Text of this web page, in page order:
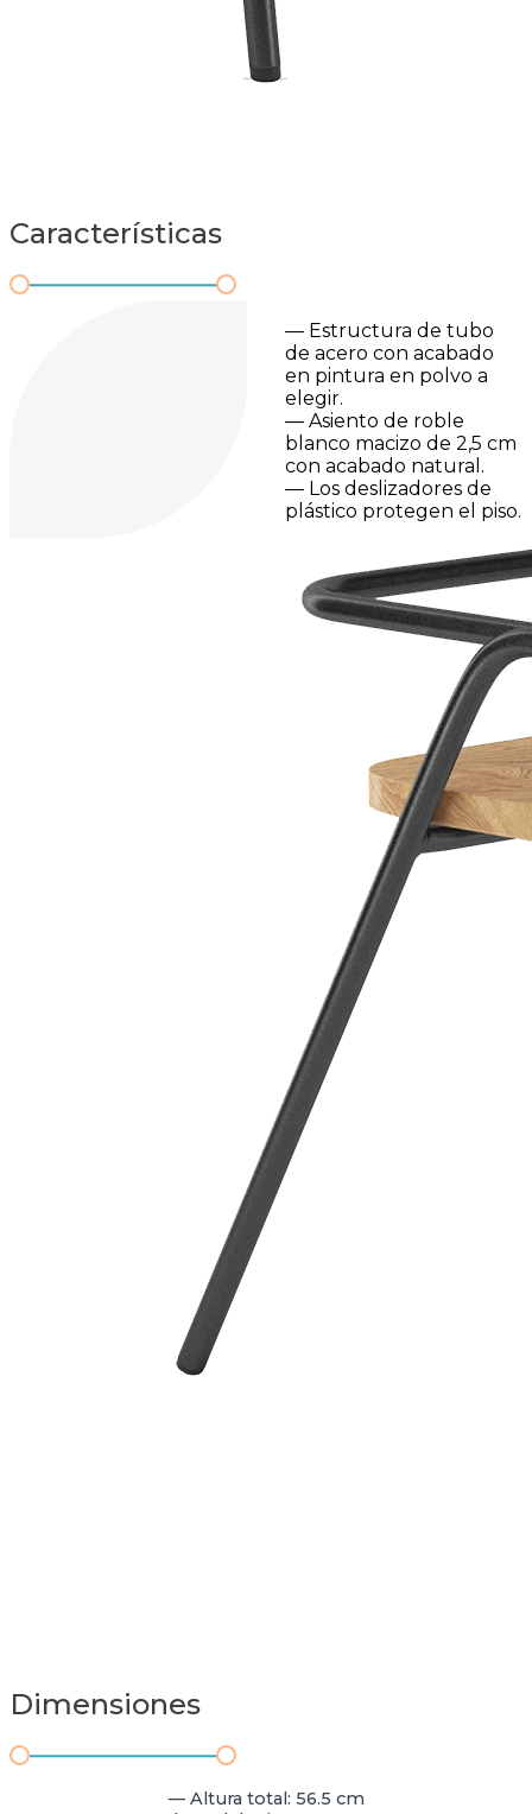
Características
— Estructura de tubo
de acero con acabado
en pintura en polvo a
elegir.
— Asiento de roble
blanco macizo de 2,5 cm
con acabado natural.
— Los deslizadores de
plástico protegen el piso.
Dimensiones
— Altura total: 56.5 cm